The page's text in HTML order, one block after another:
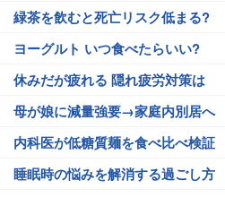
緑茶を飲むと死亡リスク低まる?
ヨーグルト いつ食べたらいい?
休みだが疲れる 隠れ疲労対策は
母が娘に減量強要→家庭内別居へ
内科医が低糖質麺を食べ比べ検証
睡眠時の悩みを解消する過ごし方